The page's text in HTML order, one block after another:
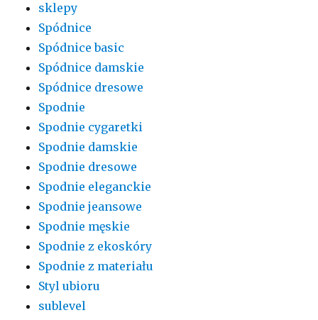
sklepy
Spódnice
Spódnice basic
Spódnice damskie
Spódnice dresowe
Spodnie
Spodnie cygaretki
Spodnie damskie
Spodnie dresowe
Spodnie eleganckie
Spodnie jeansowe
Spodnie męskie
Spodnie z ekoskóry
Spodnie z materiału
Styl ubioru
sublevel